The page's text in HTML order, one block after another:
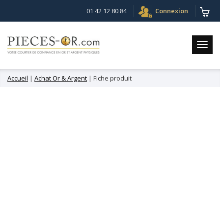
01 42 12 80 84 Connexion
Accueil | Achat Or & Argent | Fiche produit